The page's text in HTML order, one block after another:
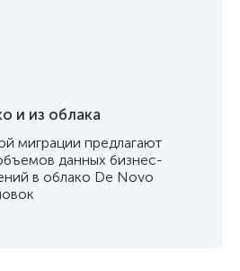
и из облака
миграции предлагают
данных бизнес-
в облако De Novo